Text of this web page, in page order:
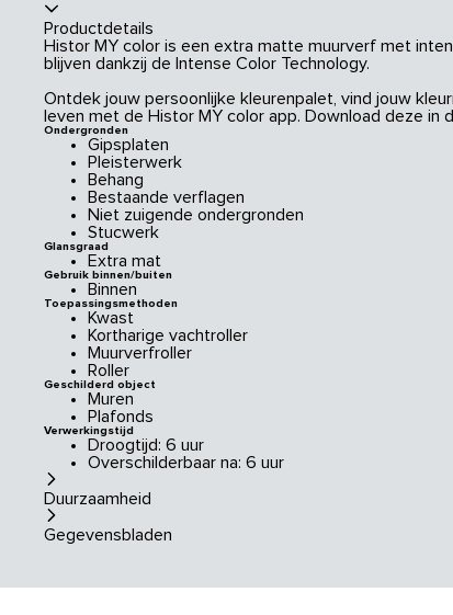
Productdetails
Histor MY color is een extra matte muurverf met
blijven dankzij de Intense Color Technology.
Ontdek jouw persoonlijke kleurenpalet, vind jouw
leven met de Histor MY color app. Download deze in
Ondergronden
Gipsplaten
Pleisterwerk
Behang
Bestaande verflagen
Niet zuigende ondergronden
Stucwerk
Glansgraad
Extra mat
Gebruik binnen/buiten
Binnen
Toepassingsmethoden
Kwast
Kortharige vachtroller
Muurverfroller
Roller
Geschilderd object
Muren
Plafonds
Verwerkingstijd
Droogtijd: 6 uur
Overschilderbaar na: 6 uur
Duurzaamheid
Gegevensbladen